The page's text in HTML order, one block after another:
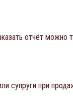
отчёт можно
супруги при